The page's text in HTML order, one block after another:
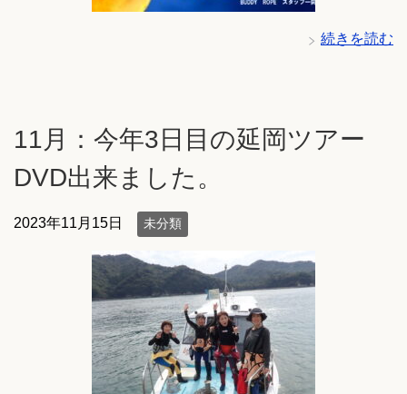
続きを読む
11月：今年3日目の延岡ツアー
DVD出来ました。
2023年11月15日 未分類